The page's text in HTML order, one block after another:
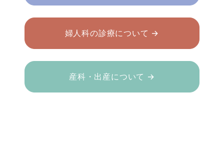
婦人科の診療について →
産科・出産について →